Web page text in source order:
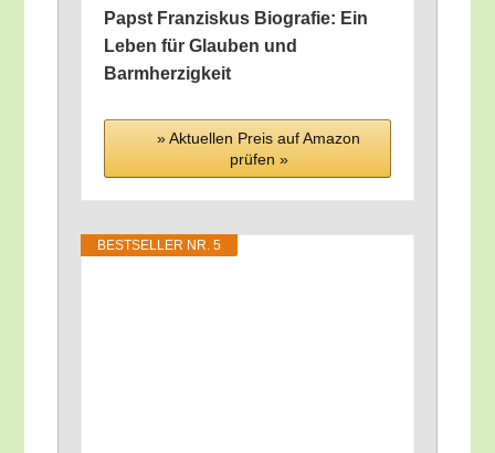
Papst Fran­zis­kus Bio­gra­fie: Ein
Leben für Glau­ben und
Barmherzigkeit
» Aktu­el­len Preis auf Ama­zon
prü­fen »
BEST­SEL­LER NR. 5